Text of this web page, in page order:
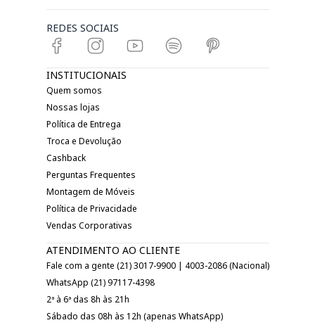
REDES SOCIAIS
INSTITUCIONAIS
Quem somos
Nossas lojas
Política de Entrega
Troca e Devolução
Cashback
Perguntas Frequentes
Montagem de Móveis
Política de Privacidade
Vendas Corporativas
ATENDIMENTO AO CLIENTE
Fale com a gente (21) 3017-9900 | 4003-2086 (Nacional)
WhatsApp (21) 97117-4398
2ª à 6ª das 8h às 21h
Sábado das 08h às 12h (apenas WhatsApp)